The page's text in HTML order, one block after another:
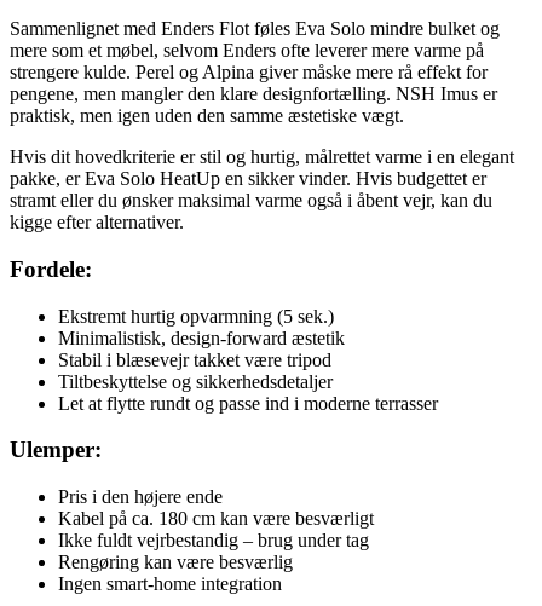
Sammenlignet med Enders Flot føles Eva Solo mindre bulket og
mere som et møbel, selvom Enders ofte leverer mere varme på
strengere kulde. Perel og Alpina giver måske mere rå effekt for
pengene, men mangler den klare designfortælling. NSH Imus er
praktisk, men igen uden den samme æstetiske vægt.
Hvis dit hovedkriterie er stil og hurtig, målrettet varme i en elegant
pakke, er Eva Solo HeatUp en sikker vinder. Hvis budgettet er
stramt eller du ønsker maksimal varme også i åbent vejr, kan du
kigge efter alternativer.
Fordele:
Ekstremt hurtig opvarmning (5 sek.)
Minimalistisk, design-forward æstetik
Stabil i blæsevejr takket være tripod
Tiltbeskyttelse og sikkerhedsdetaljer
Let at flytte rundt og passe ind i moderne terrasser
Ulemper:
Pris i den højere ende
Kabel på ca. 180 cm kan være besværligt
Ikke fuldt vejrbestandig – brug under tag
Rengøring kan være besværlig
Ingen smart-home integration